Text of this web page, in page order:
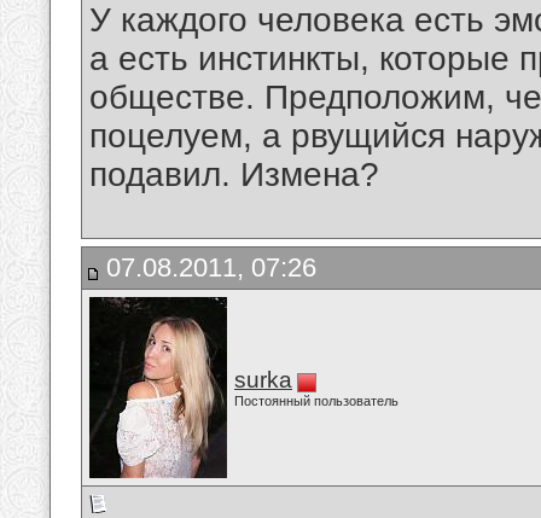
У каждого человека есть
а есть инстинкты, которые
обществе. Предположим,
поцелуем, а рвущийся
подавил. Измена?
07.08.2011, 07:26
surka
Постоянный пользователь